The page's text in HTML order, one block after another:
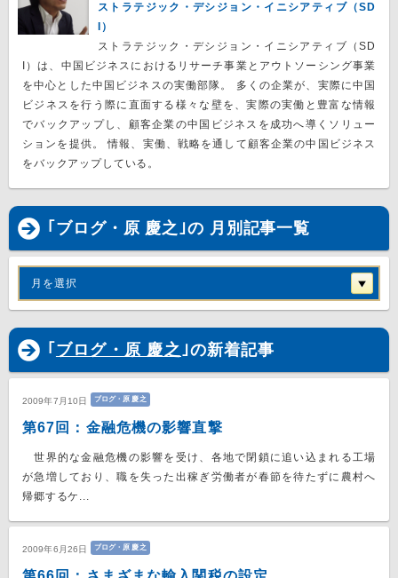
ストラテジック・デシジョン・イニシアティブ（SD
I）
ストラテジック・デシジョン・イニシアティブ（SD
I）は、中国ビジネスにおけるリサーチ事業とアウトソーシング事業
を中心とした中国ビジネスの実働部隊。 多くの企業が、実際に中国
ビジネスを行う際に直面する様々な壁を、実際の実働と豊富な情報
でバックアップし、顧客企業の中国ビジネスを成功へ導くソリュー
ションを提供。 情報、実働、戦略を通して顧客企業の中国ビジネス
をバックアップしている。
｢ブログ・原 慶之｣の 月別記事一覧
月を選択
｢ ブログ・原 慶之｣の新着記事
2009年7月10日 ブログ・原 慶之
第67回：金融危機の影響直撃
世界的な金融危機の影響を受け、各地で閉鎖に追い込まれる工場
が急増しており、職を失った出稼ぎ労働者が春節を待たずに農村へ
帰郷するケ...
2009年6月26日 ブログ・原 慶之